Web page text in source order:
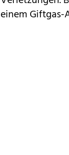
einem Giftgas-